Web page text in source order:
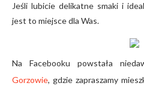
Jeśli lubicie delikatne smaki i
jest to miejsce dla Was.
Na Facebooku powstała
Gorzowie, gdzie zapraszamy